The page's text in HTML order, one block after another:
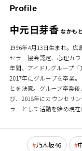
Profile
中元日芽香 なかも
1996年4月13日生まれ。
セラー協会認定、心理カ
年間、アイドルグループ「
2017年にグループを卒業
とを決意。グループ卒業
び、2018年にカウンセリ
ラーとして活動を始め現在
乃木坂46